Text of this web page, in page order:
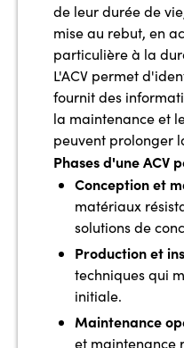
de leur durée de
mise au rebut, en
particulière à la
L'ACV permet
fournit des
la maintenance et
peuvent prolonger
Phases d'une ACV
Conception et
matériaux
solutions de
Production et
techniques qui
initiale.
Maintenance
et maintenance